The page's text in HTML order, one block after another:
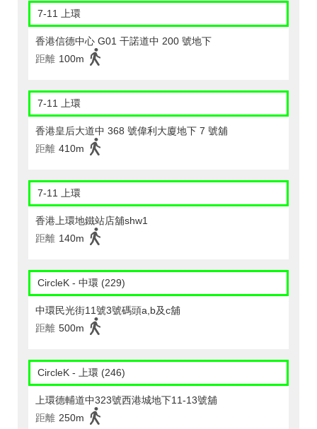
7-11 上環
香港信德中心 G01 干諾道中 200 號地下
距離 100m
7-11 上環
香港皇后大道中 368 號偉利大廈地下 7 號舖
距離 410m
7-11 上環
香港上環地鐵站店舖shw1
距離 140m
CircleK - 中環 (229)
中環民光街11號3號碼頭a,b及c舖
距離 500m
CircleK - 上環 (246)
上環德輔道中323號西港城地下11-13號舖
距離 250m